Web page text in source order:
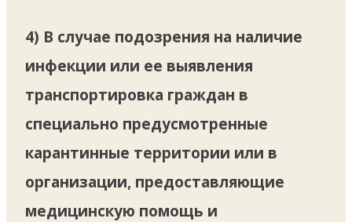
4) В случае подозрения на наличие
инфекции или ее выявления
транспортировка граждан в
специально предусмотренные
карантинные территории или в
организации, предоставляющие
медицинскую помощь и